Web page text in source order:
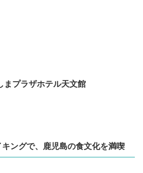
まプラザホテル天文館
ングで、鹿児島の食文化を満喫